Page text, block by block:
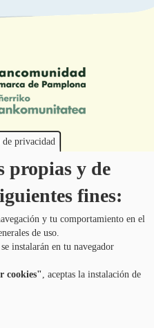
Ambiental Escolar
de la Comarca de
privacidad
propias y de
fines:
y tu comportamiento en el
de uso.
instalarán en tu navegador
cookies", aceptas la instalación de